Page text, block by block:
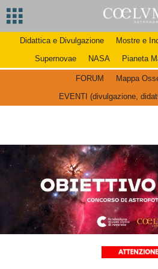
Didattica e Divulgazione Mostre e
Supernovae
NASA Pianeta
FORUM
Mappa
EVENTI (divulgazione,